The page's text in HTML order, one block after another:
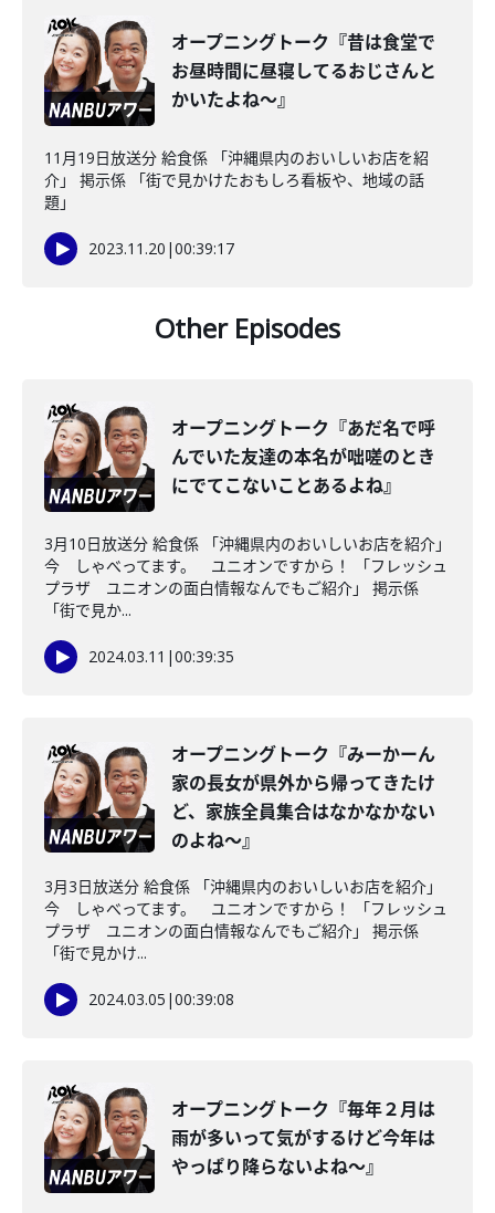
オープニングトーク『昔は食堂で
お昼時間に昼寝してるおじさんと
かいたよね～』
11月19日放送分 給食係 「沖縄県内のおいしいお店を紹
介」 掲示係 「街で見かけたおもしろ看板や、地域の話
題」
2023.11.20 |00:39:17
Other Episodes
オープニングトーク『あだ名で呼
んでいた友達の本名が咄嗟のとき
にでてこないことあるよね』
3月10日放送分 給食係 「沖縄県内のおいしいお店を紹介」
今 しゃべってます。 ユニオンですから！ 「フレッシュ
プラザ ユニオンの面白情報なんでもご紹介」 掲示係
「街で見か...
2024.03.11 |00:39:35
オープニングトーク『みーかーん
家の長女が県外から帰ってきたけ
ど、家族全員集合はなかなかない
のよね～』
3月3日放送分 給食係 「沖縄県内のおいしいお店を紹介」
今 しゃべってます。 ユニオンですから！ 「フレッシュ
プラザ ユニオンの面白情報なんでもご紹介」 掲示係
「街で見かけ...
2024.03.05 |00:39:08
オープニングトーク『毎年２月は
雨が多いって気がするけど今年は
やっぱり降らないよね～』